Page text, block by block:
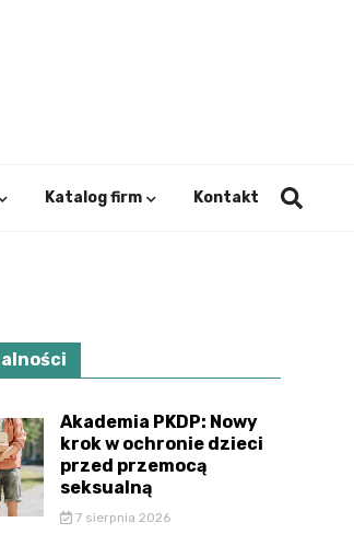
Katalog firm Kontakt
Akademia PKDP: Nowy
krok w ochronie dzieci
przed przemocą
seksualną
7 sierpnia 2026